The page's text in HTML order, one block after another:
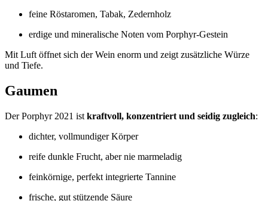
feine Röstaromen, Tabak, Zedernholz
erdige und mineralische Noten vom Porphyr‑Gestein
Mit Luft öffnet sich der Wein enorm und zeigt zusätzliche Würze
und Tiefe.
Gaumen
Der Porphyr 2021 ist kraftvoll, konzentriert und seidig zugleich:
dichter, vollmundiger Körper
reife dunkle Frucht, aber nie marmeladig
feinkörnige, perfekt integrierte Tannine
frische, gut stützende Säure